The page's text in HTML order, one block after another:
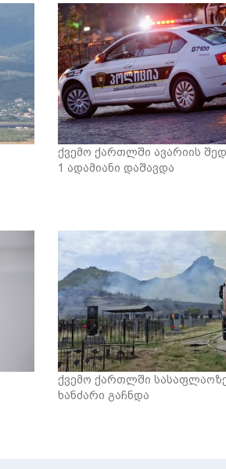
ქვემო ქართლში ავარიის
1 ადამიანი დაშავდა
ქვემო ქართლში
ხანძარი გაჩნდა